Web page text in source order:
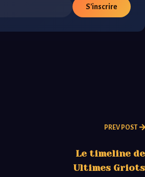
S'inscrire
PREV POST
Le timeline de
Ultimes Griots